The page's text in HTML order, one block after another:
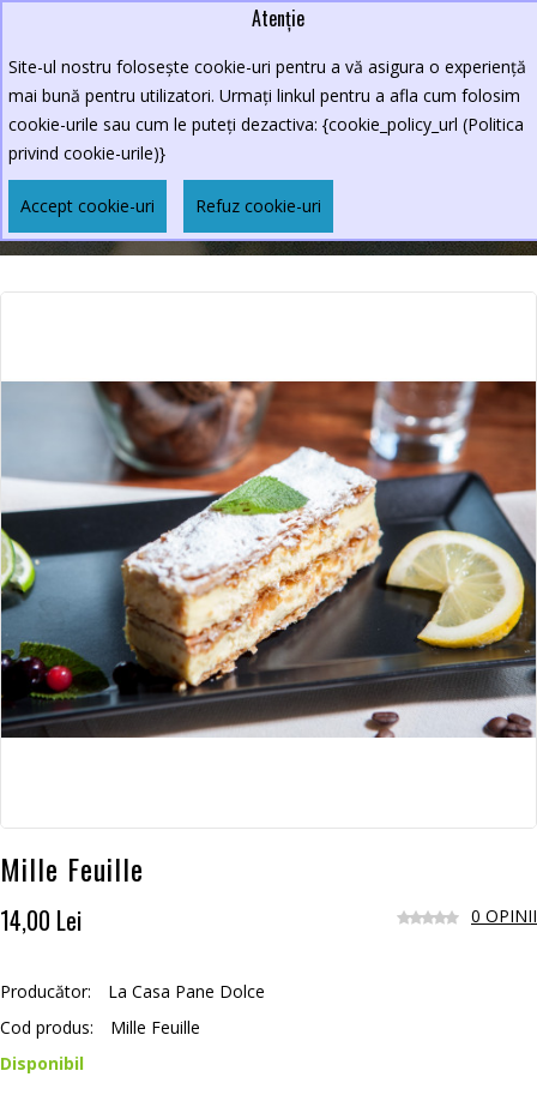
Atenție
Site-ul nostru folosește cookie-uri pentru a vă asigura o experiență
mai bună pentru utilizatori. Urmați linkul pentru a afla cum folosim
cookie-urile sau cum le puteți dezactiva: {cookie_policy_url (Politica
privind cookie-urile)}
Accept cookie-uri Refuz cookie-uri
0264.590213
New Croco
MILLE FEUILLE
Mille Feuille
14,00 Lei 0 OPINII
Producător:
La Casa Pane Dolce
Cod produs:
Mille Feuille
Disponibil